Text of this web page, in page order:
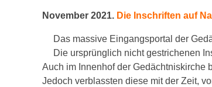
November 2021. Die Inschriften auf
Das massive Eingangsportal der
Die ursprünglich nicht gestrichenen
Auch im Innenhof der Gedächtniskirche
Jedoch verblassten diese mit der Zeit,